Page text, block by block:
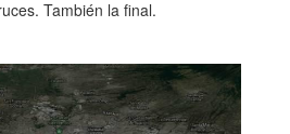
También la final.